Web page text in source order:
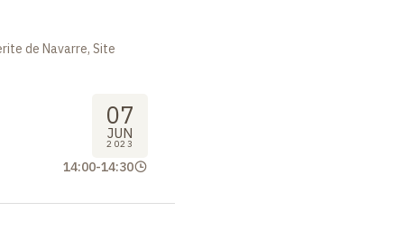
de Navarre, Site
07
JUN
2023
14:00-14:30